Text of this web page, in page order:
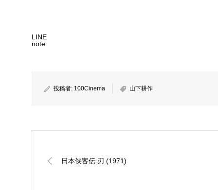
LINE
note
投稿者: 100Cinema 山下耕作
日本侠客伝 刃 (1971)